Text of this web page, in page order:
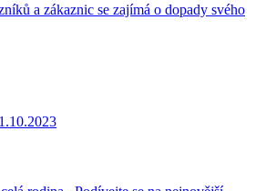
a zákaznic se zajímá o dopady svého